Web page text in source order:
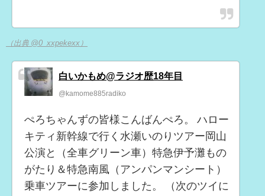
（出典 @0_xxpekexx）
白いかもめ@ラジオ歴18年目
@kamome885radiko
ぺろちゃんずの皆様こんばんぺろ。 ハロー
キティ新幹線で行く水瀬いのりツアー岡山
公演と（全車グリーン車）特急伊予灘もの
がたり＆特急南風（アンパンマンシート）
乗車ツアーに参加しました。 （次のツイに